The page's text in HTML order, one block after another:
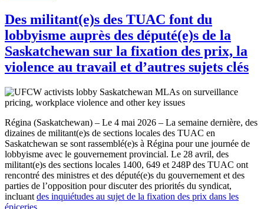
Des militant(e)s des TUAC font du
lobbyisme auprès des député(e)s de la
Saskatchewan sur la fixation des prix, la
violence au travail et d’autres sujets clés
Régina (Saskatchewan) – Le 4 mai 2026 – La semaine dernière, des
dizaines de militant(e)s de sections locales des TUAC en
Saskatchewan se sont rassemblé(e)s à Régina pour une journée de
lobbyisme avec le gouvernement provincial. Le 28 avril, des
militant(e)s des sections locales 1400, 649 et 248P des TUAC ont
rencontré des ministres et des député(e)s du gouvernement et des
parties de l’opposition pour discuter des priorités du syndicat,
incluant des inquiétudes au sujet de la fixation des prix dans les
épiceries